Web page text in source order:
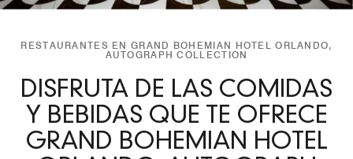
RESTAURANTES EN GRAND BOHEMIAN HOTEL ORLANDO,
AUTOGRAPH COLLECTION
DISFRUTA DE LAS COMIDAS
Y BEBIDAS QUE TE OFRECE
GRAND BOHEMIAN HOTEL